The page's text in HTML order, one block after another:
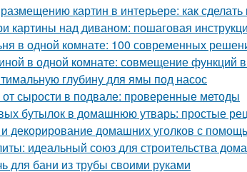
картин в интерьере: как
картины над диваном: пошаговая
в одной комнате: 100 современных
в одной комнате: совмещение функций
глубину для ямы под насос
от сырости в подвале: проверенные методы
бутылок в домашнюю утварь: простые
декорирование домашних уголков с
идеальный союз для строительства дома
для бани из трубы своими руками